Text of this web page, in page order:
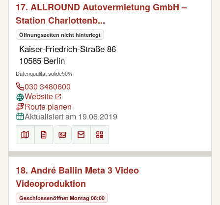
17. ALLROUND Autovermietung GmbH –
Station Charlottenb...
Öffnungszeiten nicht hinterlegt
Kaiser-Friedrich-Straße 86
10585 Berlin
Datenqualität solide50%
030 3480600
Website
Route planen
Aktualisiert am 19.06.2019
18. André Ballin Meta 3 Video
Videoproduktion
Geschlossenöffnet Montag 08:00